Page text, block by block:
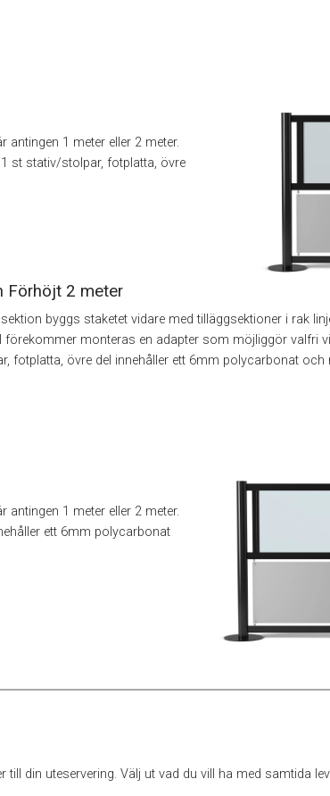
1 meter eller 2 meter.
st stativ/stolpar, fotplatta, övre
Förhöjt 2 meter
byggs staketet vidare med tilläggsektioner i rak
förekommer monteras en adapter som möjliggör valfri
fotplatta, övre del innehåller ett 6mm polycarbonat och
1 meter eller 2 meter.
ett 6mm polycarbonat
din uteservering. Välj ut vad du vill ha med samtida